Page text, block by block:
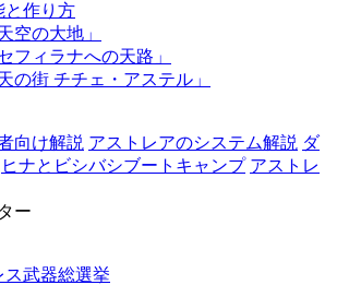
と作り方
空の大地」
フィラナへの天路」
の街 チチェ・アステル」
向け解説 アストレアのシステム解説 ダ
ヒナとビシバシブートキャンプ アストレ
ー
ス武器総選挙